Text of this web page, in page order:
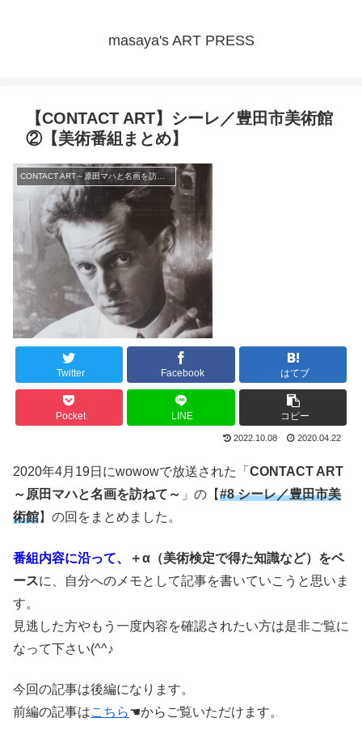
masaya's ART PRESS
【CONTACT ART】シーレ／豊田市美術館
②【美術番組まとめ】
CONTACT ART～原田マハと名画を訪ねて～
Twitter Facebook はてブ
Pocket LINE コピー
2022.10.08 2020.04.22
2020年4月19日にwowowで放送された「 CONTACT ART
～原田マハと名画を訪ねて～ 」の【#8 シーレ／豊田市美
術館】の回をまとめました。
番組内容に沿って、
＋α（美術検定で得た知識など）をベ
ースに、自分へのメモとして記事を書いていこうと思いま
す。
見逃した方やもう一度内容を確認されたい方は是非ご覧に
なって下さい(^^♪
今回の記事は後編になります。
前編の記事はこちら☚からご覧いただけます。